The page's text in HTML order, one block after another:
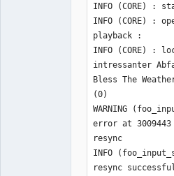
INFO (CORE) :
INFO (CORE) :
playback :
INFO (CORE)
intressanter
Bless The
(0)
WARNING
error at
resync
INFO
resync successful